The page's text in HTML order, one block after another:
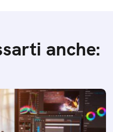
anche: